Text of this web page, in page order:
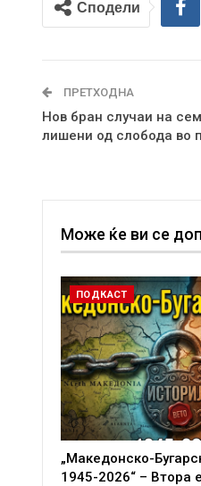
Сподели
ПРЕТХОДНА
Нов бран случаи на
лишени од слобода во
Може ќе ви се
ПОДКАСТ
„Македонско-
1945-2026“ – Втора